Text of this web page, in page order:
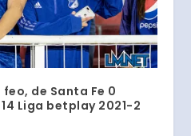
de Santa Fe 0
Liga betplay 2021-2